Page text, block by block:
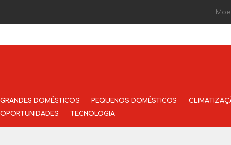
GRANDES DOMÉSTICOS PEQUENOS DOMÉSTICOS
OPORTUNIDADES
TECNOLOGIA